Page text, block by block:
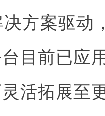
方案驱动
目前已应
活拓展至